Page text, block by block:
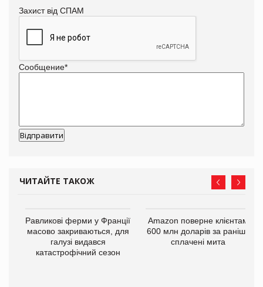
Захист від СПАМ
Сообщение*
ЧИТАЙТЕ ТАКОЖ
Равликові ферми у Франції
масово закриваються, для
галузі видався
катастрофічний сезон
Amazon поверне клієнтам
600 млн доларів за раніше
сплачені мита